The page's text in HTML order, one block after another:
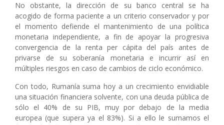
No obstante, la dirección de su banco central se ha
acogido de forma paciente a un criterio conservador y por
el momento defiende el mantenimiento de una política
monetaria independiente, a fin de apoyar la progresiva
convergencia de la renta per cápita del país antes de
privarse de su soberanía monetaria e incurrir así en
múltiples riesgos en caso de cambios de ciclo económico.
Con todo, Rumanía suma hoy a un crecimiento envidiable
una situación financiera solvente, con una deuda pública de
sólo el 40% de su PIB, muy por debajo de la media
europea (que supera ya el 83%). Si a ello le sumamos el